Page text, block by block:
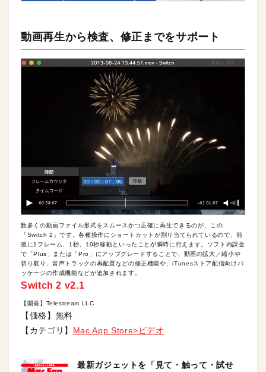
動画再生から検査、修正までをサポート
数多くの動画ファイル形式をスムースかつ正確に再生できるのが、この
「Switch 2」です。各種操作にショートカットが割り当てられているので、前
後に1フレーム、1秒、10秒移動といったことが瞬時に行えます。ソフト内課金
で「Plus」または「Pro」にアップグレードすることで、動画の拡大／縮小や
切り取り、音声トラックの再配置などの修正機能や、iTunesストア配信向けパ
ッケージの作成機能などが追加されます。
Switch 2 v2.1
【開発】Telestream LLC
【価格】無料
【カテゴリ】 Mac App Store>ビデオ
最新ガジェットを「見て・触って・試せ